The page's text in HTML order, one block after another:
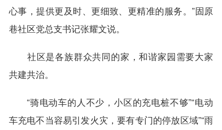
心事，提供更及时、更细致、更精准的服务。”固原
巷社区党总支书记张耀文说。
社区是各族群众共同的家，和谐家园需要大家
共建共治。
“骑电动车的人不少，小区的充电桩不够”“电动
车充电不当容易引发火灾，要有专门的停放区域”“雨